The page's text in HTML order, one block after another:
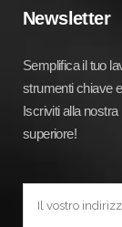
Newsletter
Semplifica il tuo
strumenti chiave
Iscriviti alla
superiore!